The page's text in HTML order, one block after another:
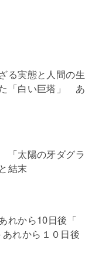
る実態と人間の生
「白い巨塔」 あ
太陽の牙ダグラ
結末
れから10日後「
れから１０日後